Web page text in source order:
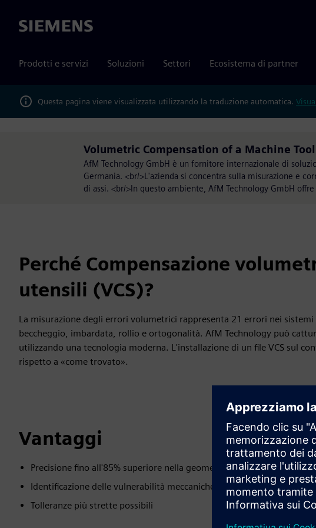
Siemens
Prodotti e servizi Soluzioni Settori Ecosistema di partner
Questa pagina viene visualizzata utilizzando la traduzione automatica.
Volumetric Compensation of a Machine
AfM Technology GmbH è un fornitore internazionale di
Germania. <br/>L'azienda si concentra sulla misurazione e
di assi. <br/>In questo ambiente, AfM Technology GmbH
Perché Compensazione
utensili (VCS)?
La misurazione degli errori volumetrici rappresenta 21 errori nei
beccheggio, imbardata, rollio e ortogonalità. AfM Technology può
utilizzando una tecnologia moderna. L'installazione di un file VCS sul
rispetto a «come trovato».
Vantaggi
Precisione fino all'85% superiore nella geometria della macchina
Identificazione delle vulnerabilità meccaniche
Tolleranze più strette possibili